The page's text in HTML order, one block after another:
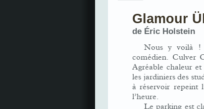
Glamour
de Éric Holstein
Nous y voilà !
comédien. Culver
Agréable chaleur
les jardiniers des
à réservoir repeint
l’heure.
Le parking est